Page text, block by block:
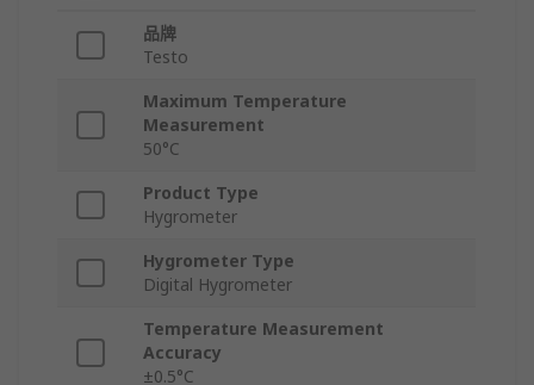
品牌
Testo
Maximum Temperature
Measurement
50°C
Product Type
Hygrometer
Hygrometer Type
Digital Hygrometer
Temperature Measurement
Accuracy
±0.5°C